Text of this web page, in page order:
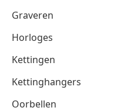
Graveren
Horloges
Kettingen
Kettinghangers
Oorbellen